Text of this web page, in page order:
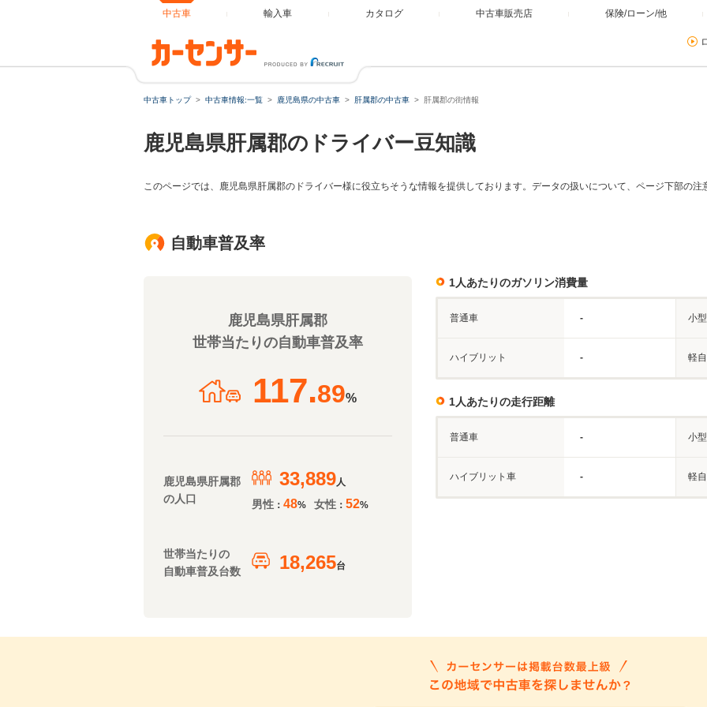
中古車 輸入車 カタログ 中古車販売店 保険/ローン/他
中古車トップ 中古車情報:一覧 鹿児島県の中古車 肝属郡の中古車 肝属郡の街情報
鹿児島県肝属郡のドライバー豆知識
このページでは、鹿児島県肝属郡のドライバー様に役立ちそうな情報を提供しております。データの扱いについて、ページ下部の注
自動車普及率
鹿児島県肝属郡
世帯当たりの自動車普及率
117.89%
鹿児島県肝属郡
の人口
33,889人
男性 ： 48% 女性 ： 52%
世帯当たりの
自動車普及台数
18,265台
1人あたりのガソリン消費量
普通車 - 小
ハイブリット - 軽
1人あたりの走行距離
普通車 - 小
ハイブリット車 - 軽